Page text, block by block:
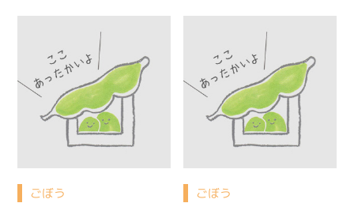
ごぼう ごぼう